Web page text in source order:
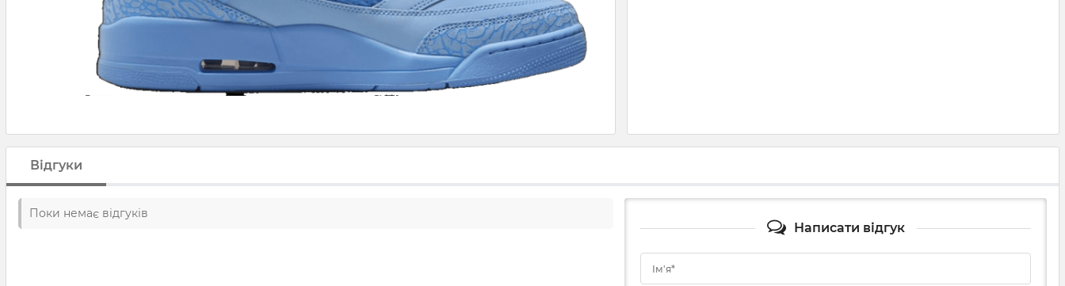
Відгуки
Поки немає відгуків
Написати відгук
Ім'я*